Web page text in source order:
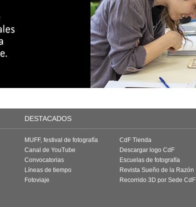
DESTACADOS
MUFF, festival de fotografía
Canal de YouTube
Convocatorias
Líneas de tiempo
Fotoviaje
CdF Tienda
Descargar logo CdF
Escuelas de fotografía
Revista Sueño de la Razón
Recorrido 3D por Sede CdF